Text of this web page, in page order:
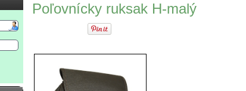
Poľovnícky ruksak H-malý